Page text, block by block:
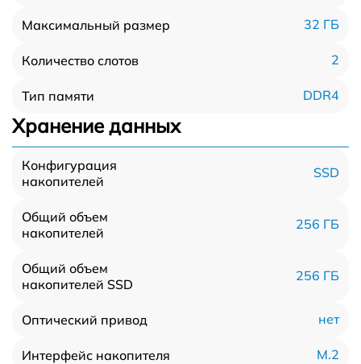
Максимальный размер 32 ГБ
Количество слотов 2
Тип памяти DDR4
Хранение данных
Конфигурация
накопителей
SSD
Общий объем
накопителей
256 ГБ
Общий объем
накопителей SSD
256 ГБ
Оптический привод нет
Интерфейс накопителя M.2